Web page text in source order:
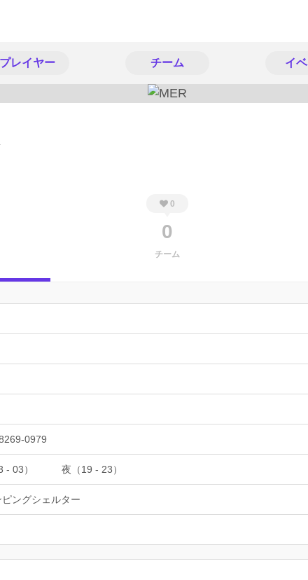
プレイヤー チーム イ
0
0
チーム
0979
- 03） 夜（19 - 23）
ピングシェルター